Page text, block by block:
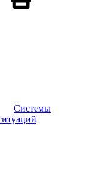
Системы